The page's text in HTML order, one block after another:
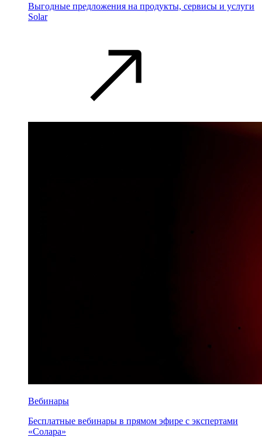
Выгодные предложения на продукты, сервисы и услуги
Solar
Вебинары
Бесплатные вебинары в прямом эфире с экспертами
«Солара»